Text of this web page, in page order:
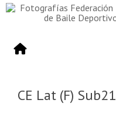
CE Lat (F) Sub21